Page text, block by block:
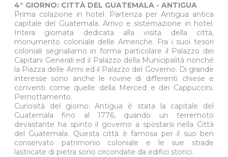
4° GIORNO: CITTÀ DEL GUATEMALA - ANTIGUA
Prima colazione in hotel. Partenza per Antigua antica
capitale del Guatemala. Arrivo e sistemazione in hotel.
Intera giornata dedicata alla visita della città,
monumento coloniale delle Americhe. Fra i suoi tesori
coloniali segnaliamo in forma particolare il Palazzo dei
Capitani Generali ed il Palazzo della Municipalitá nonché
la Piazza delle Armi ed il Palazzo del Governo. Di grande
interesse sono anche le rovine di differenti chiese e
conventi come quelle della Merced e dei Cappuccini.
Pernottamento.
Curiosità del giorno: Antigua è stata la capitale del
Guatemala fino al 1776, quando un terremoto
devastante ha spinto il governo a spostarsi nella Città
del Guatemala. Questa città è famosa per il suo ben
conservato patrimonio coloniale e le sue strade
lastricate di pietra sono circondate da edifici storici.